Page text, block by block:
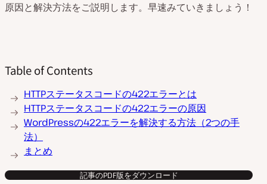
原因と解決方法をご説明します。早速みていきましょう！
Table of Contents
HTTPステータスコードの422エラーとは
HTTPステータスコードの422エラーの原因
WordPressの422エラーを解決する方法（2つの手
法）
まとめ
記事のPDF版をダウンロード